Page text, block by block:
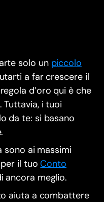
solo un piccolo
a far crescere il
d’oro qui è che
Tuttavia, i tuoi
da te: si basano
sono ai massimi
il tuoConto
ancora meglio.
aiuta a combattere